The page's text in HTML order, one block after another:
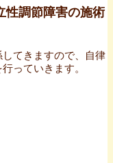
性調節障害の施術
てきますので、自律
っていきます。